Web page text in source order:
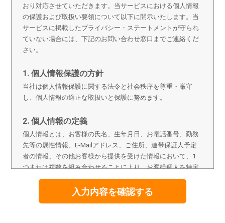
おり対応させていただきます。当サービスにおける個人情報
の保護および取扱い要領について以下に開示いたします。当
サービスに掲載したプライバシー・ステートメントが守られ
ていない場合には、下記のお問い合わせ窓口までご連絡くだ
さい。
1. 個人情報保護の方針
当社は個人情報保護に関する法令と社会秩序を尊重・厳守
し、個人情報の適正な取扱いと保護に努めます。
2. 個人情報の定義
個人情報とは、お客様の氏名、生年月日、お電話番号、勤務
先等の属性情報、E-Mailアドレス、ご住所、連帯保証人予定
者の情報、その他お客様から提供を受けた情報において、1
つまたは複数を組み合わせることにより、お客様個人を特定
することのできる情報をいいます。
3. 個人情報の取得、利用、提供